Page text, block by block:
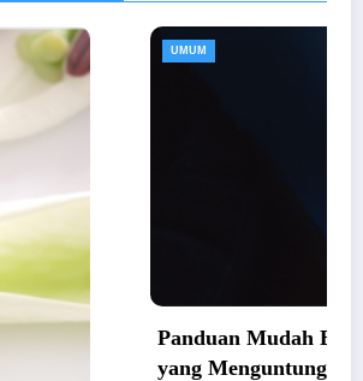
UMUM
Panduan Mudah Beli Cincin Berlian
yang Menguntungkan